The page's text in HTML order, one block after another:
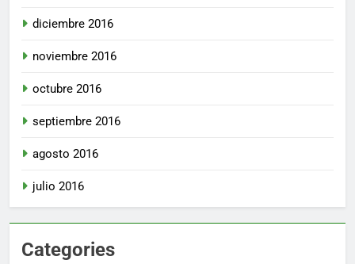
diciembre 2016
noviembre 2016
octubre 2016
septiembre 2016
agosto 2016
julio 2016
Categories